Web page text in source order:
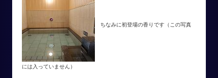
ちなみに初登場の香りです（この写真
には入っていません）